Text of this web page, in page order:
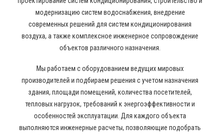
модернизацию систем водоснабжения, внедрение
современных решений для систем кондиционирования
воздуха, а также комплексное инженерное сопровождение
объектов различного назначения.
Мы работаем с оборудованием ведущих мировых
производителей и подбираем решения с учетом назначения
здания, площади помещений, количества посетителей,
тепловых нагрузок, требований к энергоэффективности и
особенностей эксплуатации. Для каждого объекта
выполняются инженерные расчеты, позволяющие подобрать